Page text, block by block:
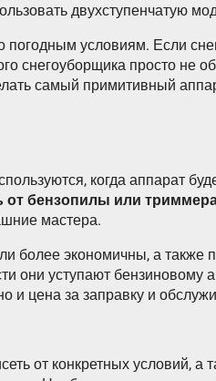
двухступенчатую
погодным условиям. Если
снегоуборщика просто не
самый примитивный
когда аппарат
от бензопилы или
мастера.
более экономичны, а также
они уступают бензиновому
и цена за заправку и
от конкретных условий, а